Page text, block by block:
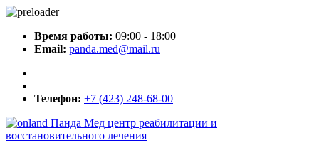
Время работы: 09:00 - 18:00
Email: panda.med@mail.ru
Телефон: +7 (423) 248-68-00
Панда Мед центр реабилитации и
восстановительного лечения